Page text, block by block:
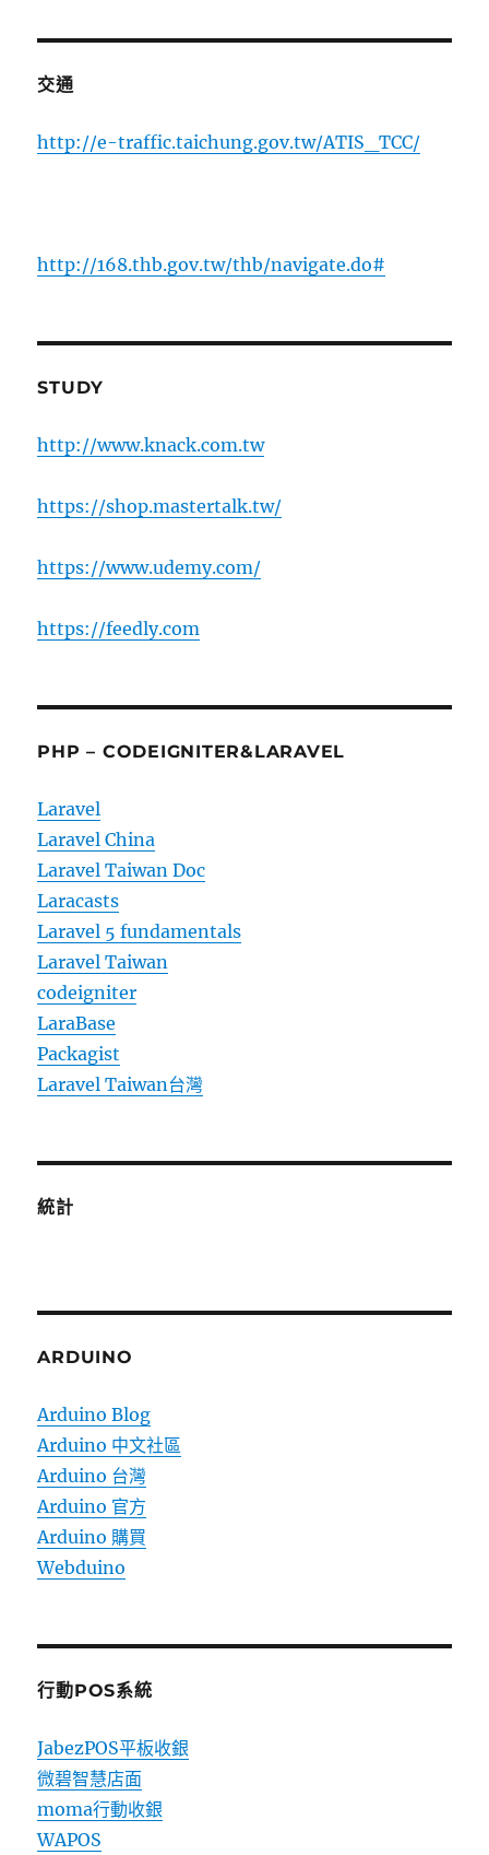
交通
http://e-traffic.taichung.gov.tw/ATIS_TCC/
http://168.thb.gov.tw/thb/navigate.do#
STUDY
http://www.knack.com.tw
https://shop.mastertalk.tw/
https://www.udemy.com/
https://feedly.com
PHP – CODEIGNITER&LARAVEL
Laravel
Laravel China
Laravel Taiwan Doc
Laracasts
Laravel 5 fundamentals
Laravel Taiwan
codeigniter
LaraBase
Packagist
Laravel Taiwan台灣
統計
ARDUINO
Arduino Blog
Arduino 中文社區
Arduino 台灣
Arduino 官方
Arduino 購買
Webduino
行動POS系統
JabezPOS平板收銀
微碧智慧店面
moma行動收銀
WAPOS